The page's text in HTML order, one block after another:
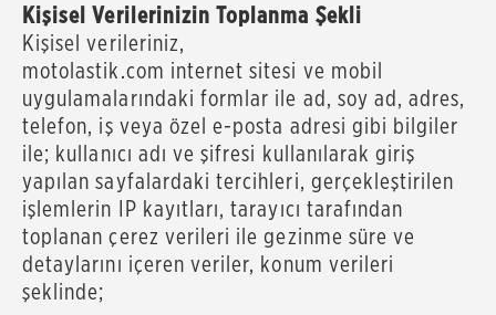
Kişisel Verilerinizin Toplanma Şekli
Kişisel verileriniz,
motolastik.com internet sitesi ve mobil
uygulamalarındaki formlar ile ad, soy ad, adres,
telefon, iş veya özel e-posta adresi gibi bilgiler
ile; kullanıcı adı ve şifresi kullanılarak giriş
yapılan sayfalardaki tercihleri, gerçekleştirilen
işlemlerin IP kayıtları, tarayıcı tarafından
toplanan çerez verileri ile gezinme süre ve
detaylarını içeren veriler, konum verileri
şeklinde;